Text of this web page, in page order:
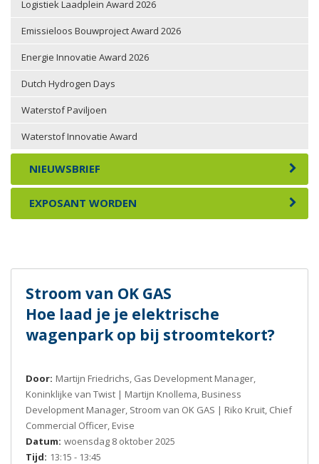
Logistiek Laadplein Award 2026
Emissieloos Bouwproject Award 2026
Energie Innovatie Award 2026
Dutch Hydrogen Days
Waterstof Paviljoen
Waterstof Innovatie Award
NIEUWSBRIEF
EXPOSANT WORDEN
Stroom van OK GAS
Hoe laad je je elektrische
wagenpark op bij stroomtekort?
Door: Martijn Friedrichs, Gas Development Manager,
Koninklijke van Twist | Martijn Knollema, Business
Development Manager, Stroom van OK GAS | Riko Kruit, Chief
Commercial Officer, Evise
Datum: woensdag 8 oktober 2025
Tijd: 13:15 - 13:45